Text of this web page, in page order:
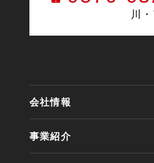
川
会社情報
代表メッセージ
事業紹介